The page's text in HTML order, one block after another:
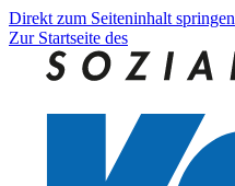
Direkt zum Seiteninhalt springen
Zur Startseite des